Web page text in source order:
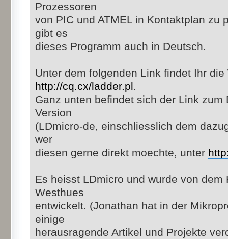
Prozessoren
von PIC und ATMEL in Kontaktplan zu
gibt es
dieses Programm auch in Deutsch.
Unter dem folgenden Link findet Ihr die
http://cq.cx/ladder.pl.
Ganz unten befindet sich der Link zum
Version
(LDmicro-de, einschliesslich dem
wer
diesen gerne direkt moechte, unter
Es heisst LDmicro und wurde von dem
Westhues
entwickelt. (Jonathan hat in der
einige
herausragende Artikel und Projekte